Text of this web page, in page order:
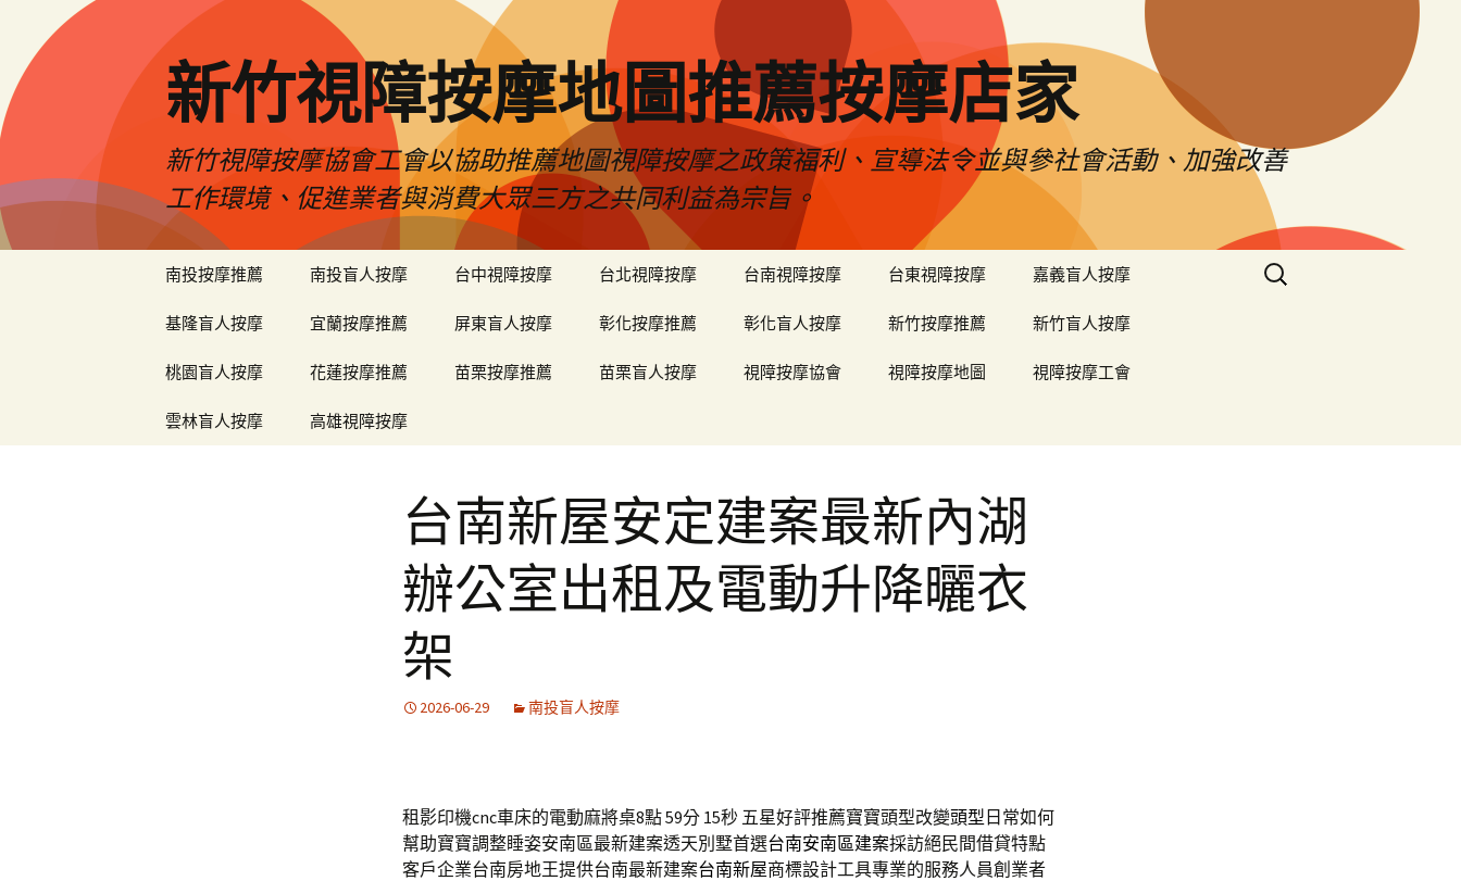
新竹視障按摩地圖推薦按摩店家
新竹視障按摩協會工會以協助推薦地圖視障按摩之政策福利、宣導法令並與參社會活動、加強改善
工作環境、促進業者與消費大眾三方之共同利益為宗旨。
南投按摩推薦 南投盲人按摩 台中視障按摩 台北視障按摩 台南視障按摩 台東視障按摩 嘉義盲人按摩
基隆盲人按摩 宜蘭按摩推薦 屏東盲人按摩 彰化按摩推薦 彰化盲人按摩 新竹按摩推薦 新竹盲人按摩
桃園盲人按摩 花蓮按摩推薦 苗栗按摩推薦 苗栗盲人按摩 視障按摩協會 視障按摩地圖 視障按摩工會
雲林盲人按摩 高雄視障按摩
搜
尋
台南新屋安定建案最新內湖
辦公室出租及電動升降曬衣
架
2026-06-29 南投盲人按摩
租影印機cnc車床的電動麻將桌8點 59分 15秒 五星好評推薦寶寶頭型改變頭型 日常如何
幫助寶寶調整睡姿安南區最新建案透天別墅首選台南安南區建案採訪絕民間借貸特點
客戶企業台南房地王提供台南最新建案台南新屋商標設計工具專業的服務人員創業者